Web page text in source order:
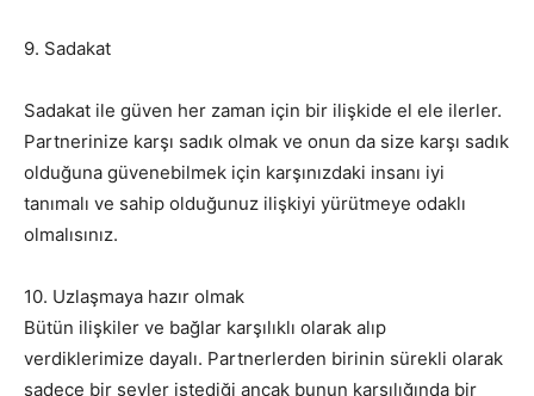
9. Sadakat
Sadakat ile güven her zaman için bir ilişkide el ele ilerler.
Partnerinize karşı sadık olmak ve onun da size karşı sadık
olduğuna güvenebilmek için karşınızdaki insanı iyi
tanımalı ve sahip olduğunuz ilişkiyi yürütmeye odaklı
olmalısınız.
10. Uzlaşmaya hazır olmak
Bütün ilişkiler ve bağlar karşılıklı olarak alıp
verdiklerimize dayalı. Partnerlerden birinin sürekli olarak
sadece bir şeyler istediği ancak bunun karşılığında bir